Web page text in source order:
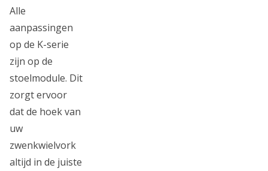
Alle
aanpassingen
op de K-serie
zijn op de
stoelmodule. Dit
zorgt ervoor
dat de hoek van
uw
zwenkwielvork
altijd in de juiste